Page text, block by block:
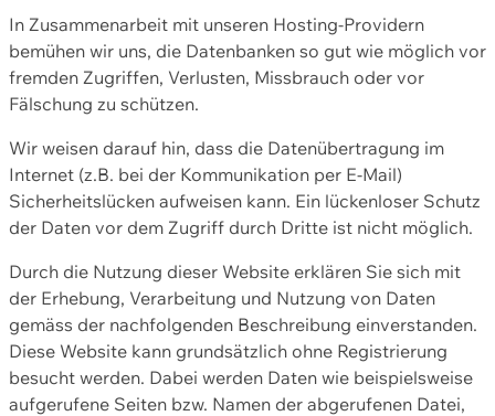
In Zusammenarbeit mit unseren Hosting-Providern
bemühen wir uns, die Datenbanken so gut wie möglich vor
fremden Zugriffen, Verlusten, Missbrauch oder vor
Fälschung zu schützen.
Wir weisen darauf hin, dass die Datenübertragung im
Internet (z.B. bei der Kommunikation per E-Mail)
Sicherheitslücken aufweisen kann. Ein lückenloser Schutz
der Daten vor dem Zugriff durch Dritte ist nicht möglich.
Durch die Nutzung dieser Website erklären Sie sich mit
der Erhebung, Verarbeitung und Nutzung von Daten
gemäss der nachfolgenden Beschreibung einverstanden.
Diese Website kann grundsätzlich ohne Registrierung
besucht werden. Dabei werden Daten wie beispielsweise
aufgerufene Seiten bzw. Namen der abgerufenen Datei,